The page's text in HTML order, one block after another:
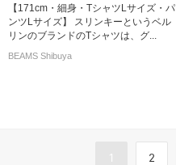
【171cm・細身・TシャツLサイズ・パ
ンツLサイズ】 スリンキーというベル
リンのブランドのTシャツは、グ...
BEAMS Shibuya
1 2